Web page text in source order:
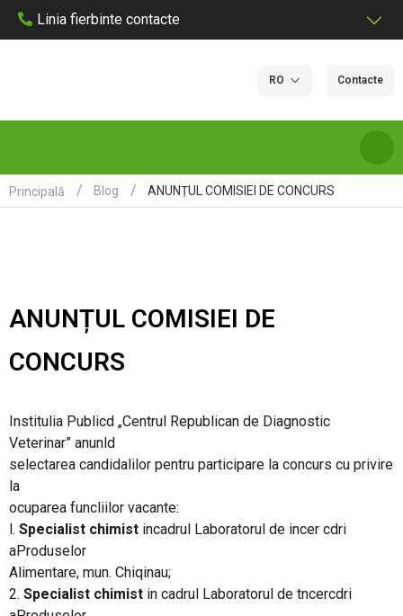
Linia fierbinte contacte
RO Contacte
DESPRE NOI
LABORATOARE
PRODUSE FITOSANITARE
REGISTRU DE STAT
INFO INTERES PUBLIC
Principală Blog ANUNȚUL COMISIEI DE CONCURS
ANUNȚUL COMISIEI DE
CONCURS
Institulia Publicd „Centrul Republican de Diagnostic
Veterinar” anunld
selectarea candidalilor pentru participare la concurs cu privire
la
ocuparea funcliilor vacante:
l. Specialist chimist incadrul Laboratorul de incer cdri
aProduselor
Alimentare, mun. Chiqinau;
2. Specialist chimist in cadrul Laboratorul de tncercdri